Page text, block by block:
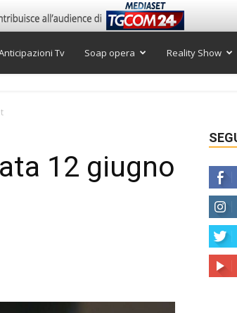
Tv Soap opera Reality Show
12 giugno